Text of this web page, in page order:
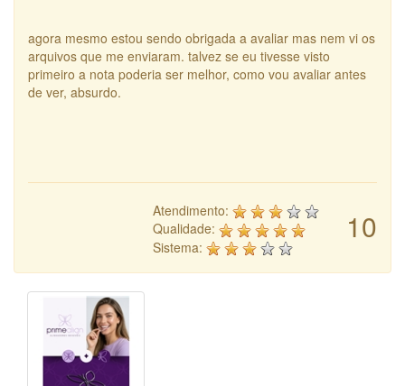
agora mesmo estou sendo obrigada a avaliar mas nem vi os
arquivos que me enviaram. talvez se eu tivesse visto
primeiro a nota poderia ser melhor, como vou avaliar antes
de ver, absurdo.
10
Atendimento:
Qualidade:
Sistema: